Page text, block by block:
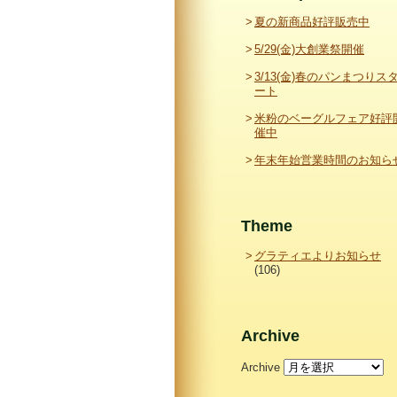
夏の新商品好評販売中
5/29(金)大創業祭開催
3/13(金)春のパンまつりスタ
ート
米粉のベーグルフェア好評
催中
年末年始営業時間のお知ら
Theme
グラティエよりお知らせ
(106)
Archive
Archive